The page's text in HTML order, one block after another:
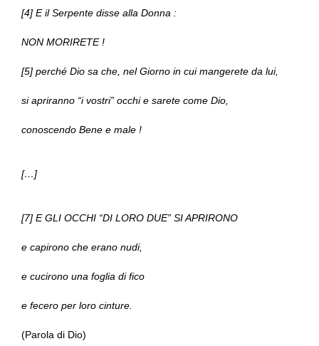
[4] E il Serpente disse alla Donna :
NON MORIRETE !
[5] perché Dio sa che, nel Giorno in cui mangerete da lui,
si apriranno “i vostri” occhi e sarete come Dio,
conoscendo Bene e male !
[…]
[7] E GLI OCCHI “DI LORO DUE” SI APRIRONO
e capirono che erano nudi,
e cucirono una foglia di fico
e fecero per loro cinture.
(Parola di Dio)